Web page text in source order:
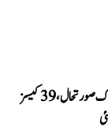
گجرات میں ’چاندی پورہ‘ وائرس کی تشویشناک صورتحال، 39 کیسز